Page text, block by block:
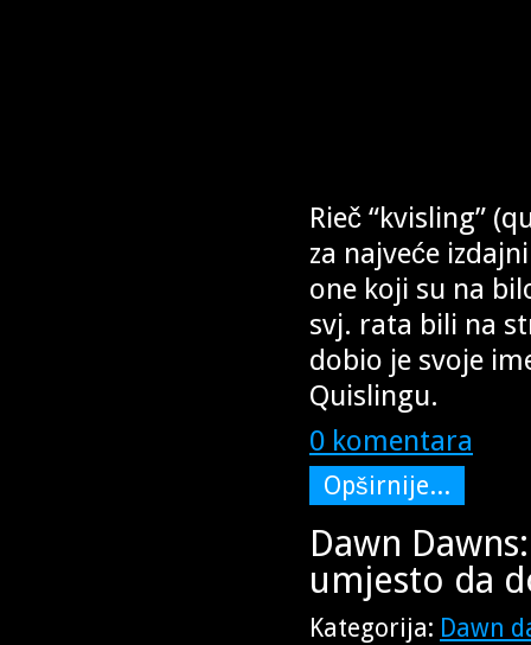
Rieč “kvisling”
za najveće
one koji su na
svj. rata bili na
dobio je svoje
Quislingu.
0 komentara
Opširnije...
Dawn
umjesto da
Kategorija: Dawn